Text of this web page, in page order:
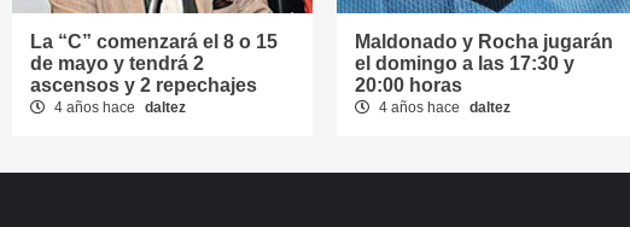
La “C” comenzará el 8 o 15
de mayo y tendrá 2
ascensos y 2 repechajes
4 años hace daltez
Maldonado y Rocha jugarán
el domingo a las 17:30 y
20:00 horas
4 años hace daltez